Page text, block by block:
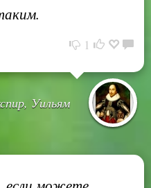
1
Уильям